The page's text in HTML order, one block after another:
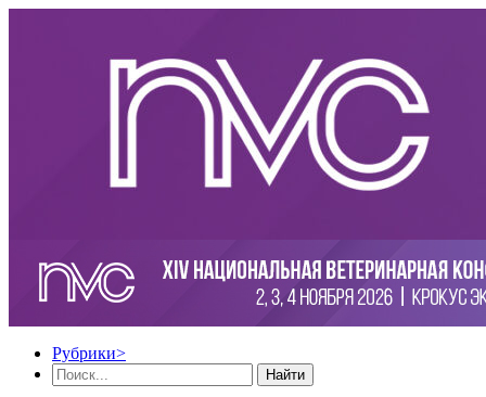
Рубрики>
Найти